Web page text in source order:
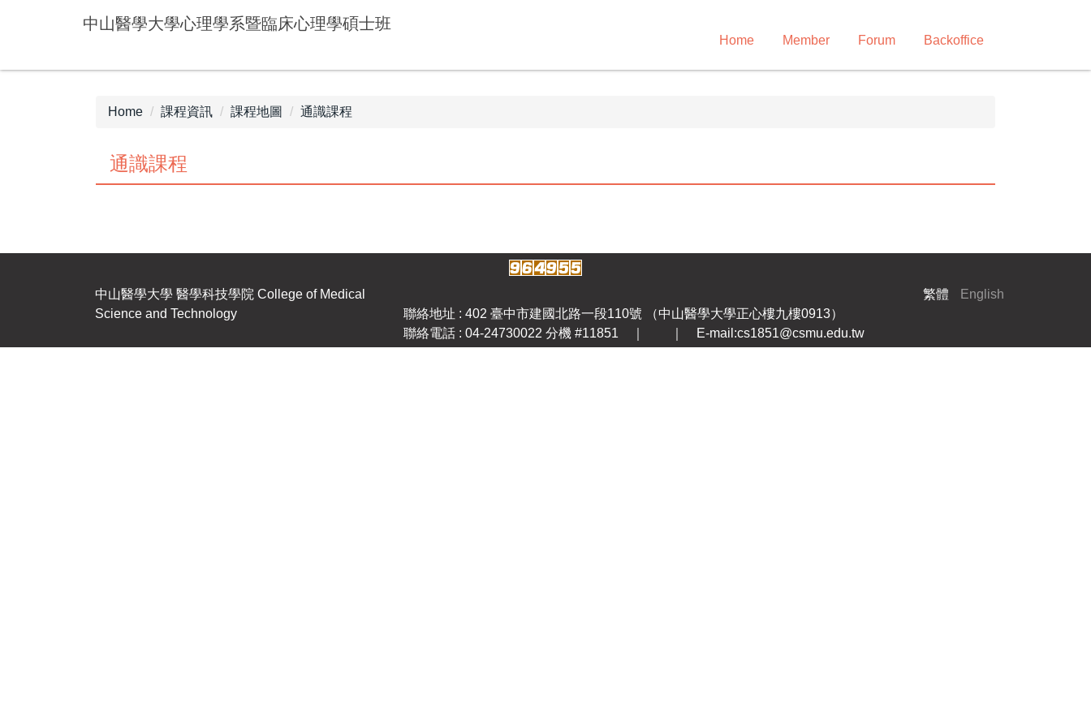
main
中山醫學大學心理學系暨臨床心理學碩士班
Home Member Forum Backoffice
Home 課程資訊 課程地圖 通識課程
通識課程
繁體 English
中山醫學大學 醫學科技學院 College of Medical
Science and Technology
聯絡地址 : 402 臺中市建國北路一段110號 （中山醫學大學正心樓九樓0913）
聯絡電話 : 04-24730022 分機 #11851 ｜ ｜ E-mail:cs1851@csmu.edu.tw